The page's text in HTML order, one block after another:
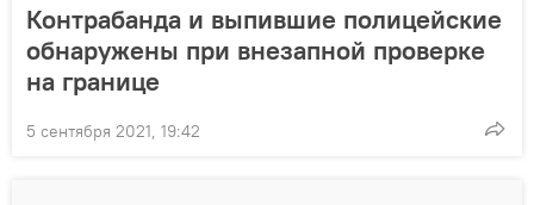
Контрабанда и выпившие полицейские
обнаружены при внезапной проверке
на границе
5 сентября 2021, 19:42